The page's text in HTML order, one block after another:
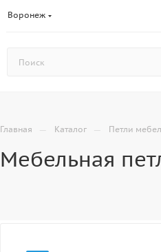
Воронеж
Главная — Каталог — Петли
Мебельная